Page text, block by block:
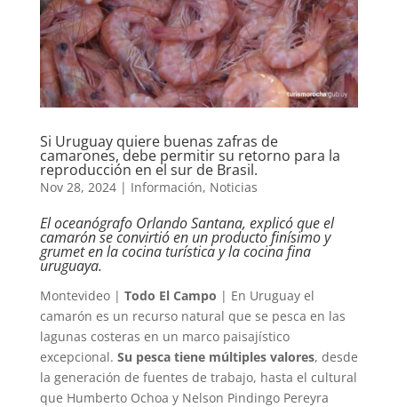
Si Uruguay quiere buenas zafras de
camarones, debe permitir su retorno para la
reproducción en el sur de Brasil.
Nov 28, 2024| Información, Noticias
El oceanógrafo Orlando Santana, explicó que el
camarón se convirtió en un producto finísimo y
grumet en la cocina turística y la cocina fina
uruguaya.
Montevideo | Todo El Campo | En Uruguay el
camarón es un recurso natural que se pesca en las
lagunas costeras en un marco paisajístico
excepcional. Su pesca tiene múltiples valores, desde
la generación de fuentes de trabajo, hasta el cultural
que Humberto Ochoa y Nelson Pindingo Pereyra